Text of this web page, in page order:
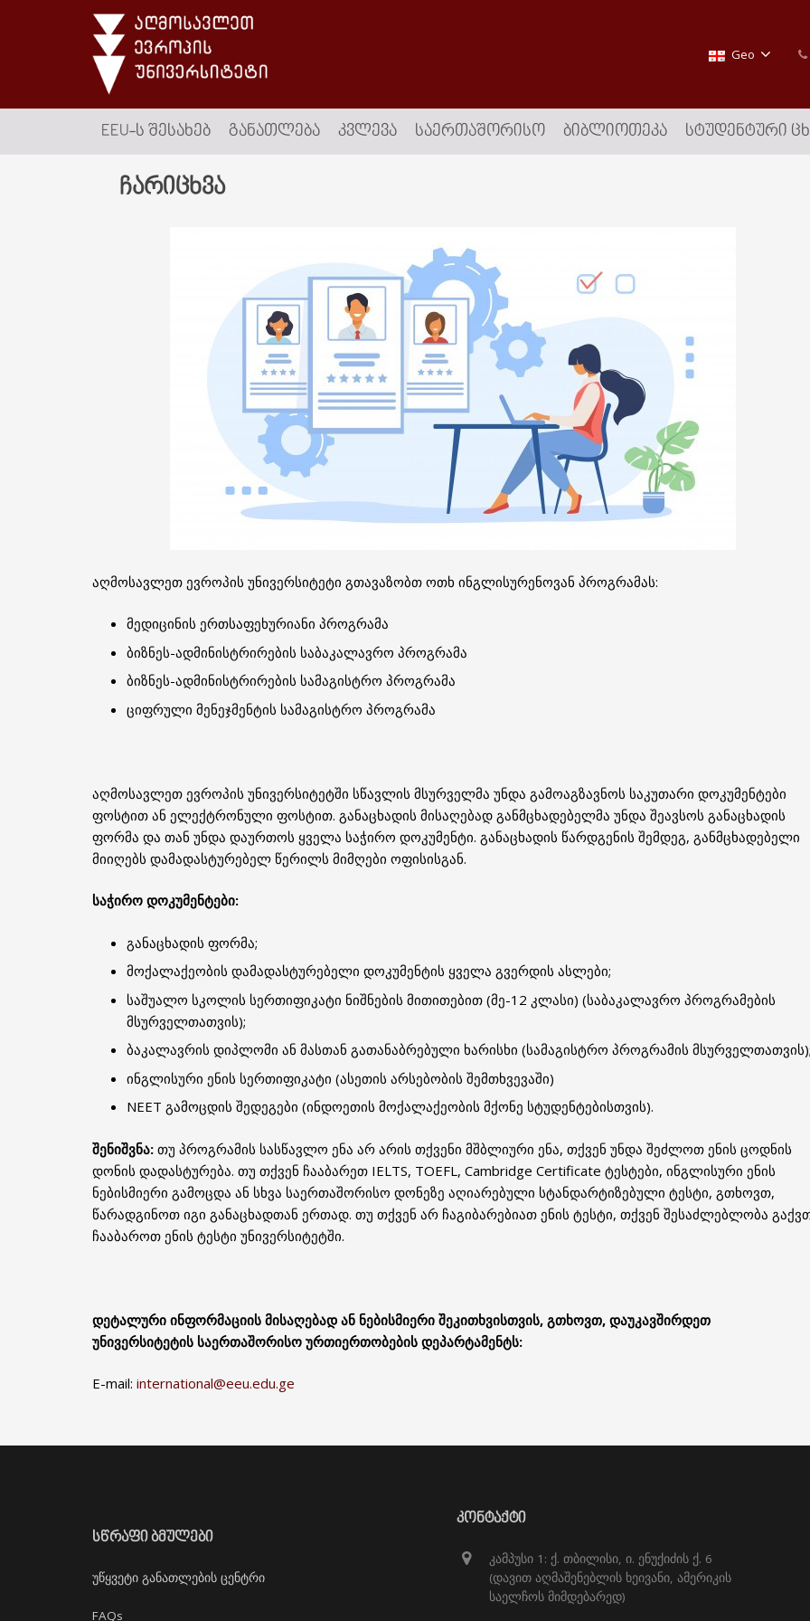
Geo
EEU-Ს ᲨᲔᲡᲐᲮᲔᲑ ᲒᲐᲜᲐᲗᲚᲔᲑᲐ ᲙᲕᲚᲔᲕᲐ ᲡᲐᲔᲠᲗᲐᲨᲝᲠᲘᲡᲝ ᲑᲘᲑᲚᲘᲝᲗᲔᲙᲐ ᲡᲢᲣᲓᲔᲜᲢᲣᲠᲘ
ჩარიცხვა
აღმოსავლეთ ევროპის უნივერსიტეტი გთავაზობთ ოთხ ინგლისურენოვან პროგრამას:
მედიცინის ერთსაფეხურიანი პროგრამა
ბიზნეს-ადმინისტრირების საბაკალავრო პროგრამა
ბიზნეს-ადმინისტრირების სამაგისტრო პროგრამა
ციფრული მენეჯმენტის სამაგისტრო პროგრამა
აღმოსავლეთ ევროპის უნივერსიტეტში სწავლის მსურველმა უნდა გამოაგზავნოს საკუთარი დოკუმენტები
ფოსტით ან ელექტრონული ფოსტით. განაცხადის მისაღებად განმცხადებელმა უნდა შეავსოს განაცხადის
ფორმა და თან უნდა დაურთოს ყველა საჭირო დოკუმენტი. განაცხადის წარდგენის შემდეგ, განმცხადებელი
მიიღებს დამადასტურებელ წერილს მიმღები ოფისისგან.
საჭირო დოკუმენტები:
განაცხადის ფორმა;
მოქალაქეობის დამადასტურებელი დოკუმენტის ყველა გვერდის ასლები;
საშუალო სკოლის სერთიფიკატი ნიშნების მითითებით (მე-12 კლასი) (საბაკალავრო პროგრამების
მსურველთათვის);
ბაკალავრის დიპლომი ან მასთან გათანაბრებული ხარისხი (სამაგისტრო პროგრამის
ინგლისური ენის სერთიფიკატი (ასეთის არსებობის შემთხვევაში)
NEET გამოცდის შედეგები (ინდოეთის მოქალაქეობის მქონე სტუდენტებისთვის).
შენიშვნა: თუ პროგრამის სასწავლო ენა არ არის თქვენი მშბლიური ენა, თქვენ უნდა შეძლოთ ენის ცოდნის
დონის დადასტურება. თუ თქვენ ჩააბარეთ IELTS, TOEFL, Cambridge Certificate ტესტები, ინგლისური ენის
ნებისმიერი გამოცდა ან სხვა საერთაშორისო დონეზე აღიარებული სტანდარტიზებული ტესტი, გთხოვთ,
წარადგინოთ იგი განაცხადთან ერთად. თუ თქვენ არ ჩაგიბარებიათ ენის ტესტი, თქვენ შესაძლებლობა
ჩააბაროთ ენის ტესტი უნივერსიტეტში.
დეტალური ინფორმაციის მისაღებად ან ნებისმიერი შეკითხვისთვის, გთხოვთ, დაუკავშირდეთ
უნივერსიტეტის საერთაშორისო ურთიერთობების დეპარტამენტს:
E-mail: international@eeu.edu.ge
ᲡᲬᲠᲐᲤᲘ ᲑᲛᲣᲚᲔᲑᲘ
უწყვეტი განათლების ცენტრი
FAQs
ᲙᲝᲜᲢᲐᲥᲢᲘ
კამპუსი 1: ქ. თბილისი, ი. ენუქიძის ქ. 6
(დავით აღმაშენებლის ხეივანი, ამერიკის
საელჩოს მიმდებარედ)